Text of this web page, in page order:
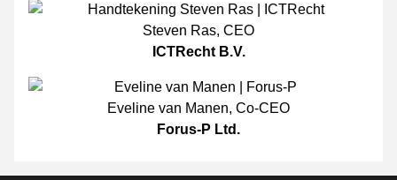
Steven Ras, CEO
ICTRecht B.V.
Eveline van Manen, Co-CEO
Forus-P Ltd.